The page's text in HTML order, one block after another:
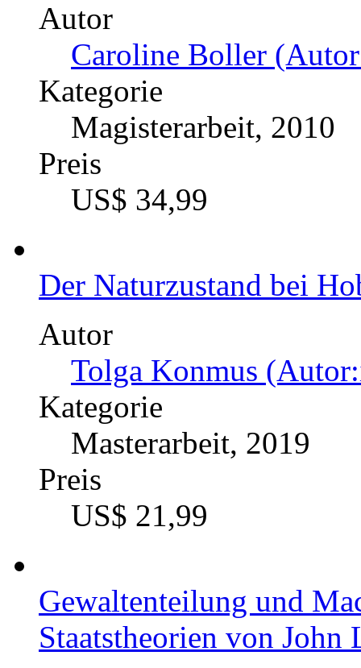
Autor
Caroline Boller
Kategorie
Magisterarbeit, 2010
Preis
US$ 34,99
Der Naturzustand bei
Autor
Tolga Konmus
Kategorie
Masterarbeit, 2019
Preis
US$ 21,99
Gewaltenteilung und
Staatstheorien von John